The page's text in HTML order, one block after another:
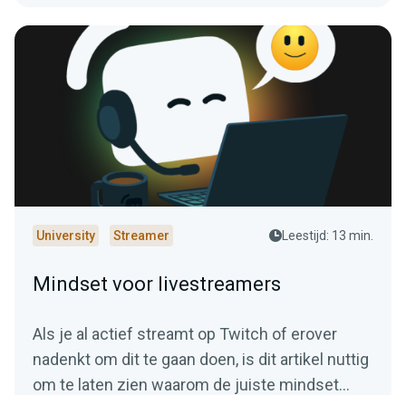
University Streamer Leestijd: 13 min.
Mindset voor livestreamers
Als je al actief streamt op Twitch of erover
nadenkt om dit te gaan doen, is dit artikel nuttig
om te laten zien waarom de juiste mindset